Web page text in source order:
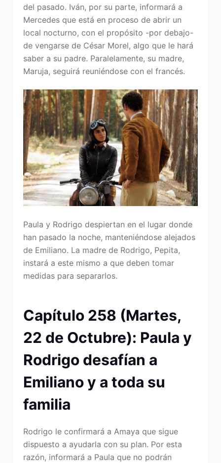
del pasado. Iván, por su parte, informará a
Mercedes que está en proceso de abrir un
local nocturno, con el propósito -por debajo-
de vengarse de César Morel, algo que le hará
saber a su padre. Paralelamente, su madre,
Maruja, seguirá reuniéndose con el francés.
Paula y Rodrigo despiertan en el lugar donde
han pasado la noche, manteniéndose alejados
de Emiliano. La madre de Rodrigo, Pepita,
instará a este mismo a que deben tomar
medidas para separarlos.
Capítulo 258 (Martes,
22 de Octubre): Paula y
Rodrigo desafían a
Emiliano y a toda su
familia
Rodrigo le confirmará a Amaya que sigue
dispuesto a ayudarla con su plan. Por esta
razón, informará a Paula que no podrán